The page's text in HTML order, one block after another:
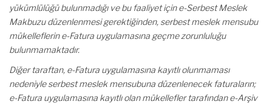
yükümlülüğü bulunmadığı ve bu faaliyet için e-Serbest Meslek
Makbuzu düzenlenmesi gerektiğinden, serbest meslek mensubu
mükelleflerin e-Fatura uygulamasına geçme zorunluluğu
bulunmamaktadır.
Diğer taraftan, e-Fatura uygulamasına kayıtlı olunmaması
nedeniyle serbest meslek mensubuna düzenlenecek faturaların;
e-Fatura uygulamasına kayıtlı olan mükellefler tarafından e-Arşiv